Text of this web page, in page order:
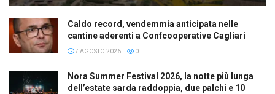
Caldo record, vendemmia anticipata nelle
cantine aderenti a Confcooperative Cagliari
7 AGOSTO 2026 0
Nora Summer Festival 2026, la notte più lunga
dell’estate sarda raddoppia, due palchi e 10